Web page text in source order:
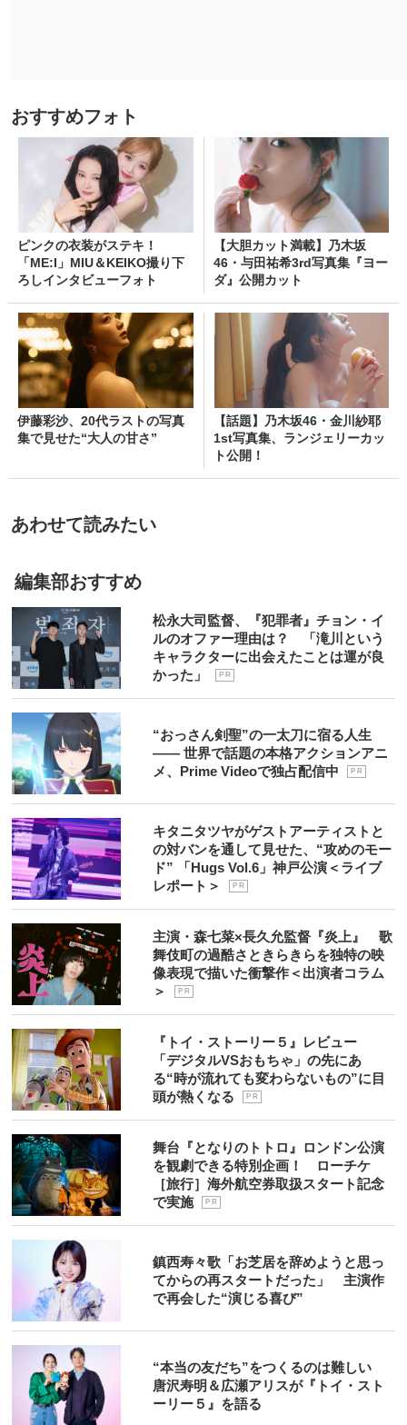
おすすめフォト
ピンクの衣装がステキ！
「ME:I」MIU＆KEIKO撮り下
ろしインタビューフォト
【大胆カット満載】乃木坂
46・与田祐希3rd写真集『ヨー
ダ』公開カット
伊藤彩沙、20代ラストの写真
集で見せた“大人の甘さ”
【話題】乃木坂46・金川紗耶
1st写真集、ランジェリーカッ
ト公開！
あわせて読みたい
編集部おすすめ
松永大司監督、『犯罪者』チョン・イ
ルのオファー理由は？ 「滝川という
キャラクターに出会えたことは運が良
かった」
P R
“おっさん剣聖”の一太刀に宿る人生
―― 世界で話題の本格アクションアニ
メ、Prime Videoで独占配信中
P R
キタニタツヤがゲストアーティストと
の対バンを通して見せた、“攻めのモー
ド” 「Hugs Vol.6」神戸公演＜ライブ
レポート＞
P R
主演・森七菜×長久允監督『炎上』 歌
舞伎町の過酷さときらきらを独特の映
像表現で描いた衝撃作＜出演者コラム
＞
P R
『トイ・ストーリー５』レビュー
「デジタルVSおもちゃ」の先にあ
る“時が流れても変わらないもの”に目
頭が熱くなる
P R
舞台『となりのトトロ』ロンドン公演
を観劇できる特別企画！ ローチケ
［旅行］海外航空券取扱スタート記念
で実施
P R
鎮西寿々歌「お芝居を辞めようと思っ
てからの再スタートだった」 主演作
で再会した“演じる喜び”
“本当の友だち”をつくるのは難しい
唐沢寿明＆広瀬アリスが『トイ・スト
ーリー５』を語る